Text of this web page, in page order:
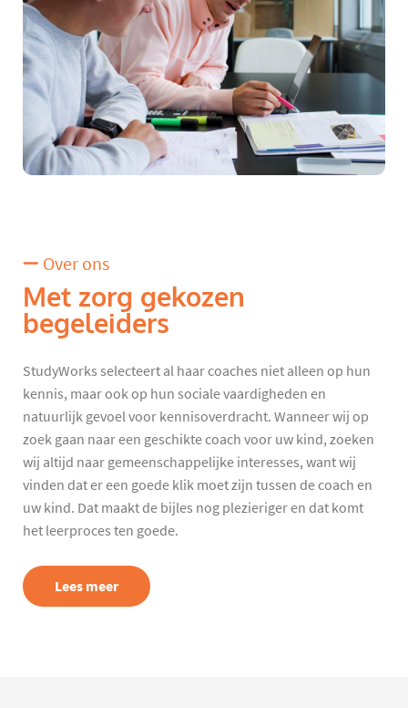
Over ons
Met zorg gekozen
begeleiders
StudyWorks selecteert al haar coaches niet alleen op hun
kennis, maar ook op hun sociale vaardigheden en
natuurlijk gevoel voor kennisoverdracht. Wanneer wij op
zoek gaan naar een geschikte coach voor uw kind, zoeken
wij altijd naar gemeenschappelijke interesses, want wij
vinden dat er een goede klik moet zijn tussen de coach en
uw kind. Dat maakt de bijles nog plezieriger en dat komt
het leerproces ten goede.
Lees meer